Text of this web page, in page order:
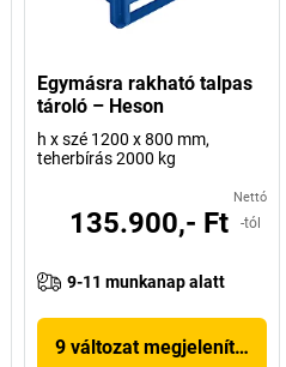
Egymásra rakható talpas
tároló – Heson
h x szé 1200 x 800 mm,
teherbírás 2000 kg
Nettó
135.900,- Ft -tól
9-11 munkanap alatt
9 változat megjelenítése